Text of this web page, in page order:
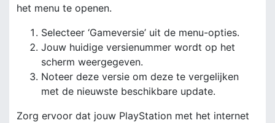
het menu te openen.
Selecteer ‘Gameversie’ uit de menu-opties.
Jouw huidige versienummer wordt op het
scherm weergegeven.
Noteer deze versie om deze te vergelijken
met de nieuwste beschikbare update.
Zorg ervoor dat jouw PlayStation met het internet